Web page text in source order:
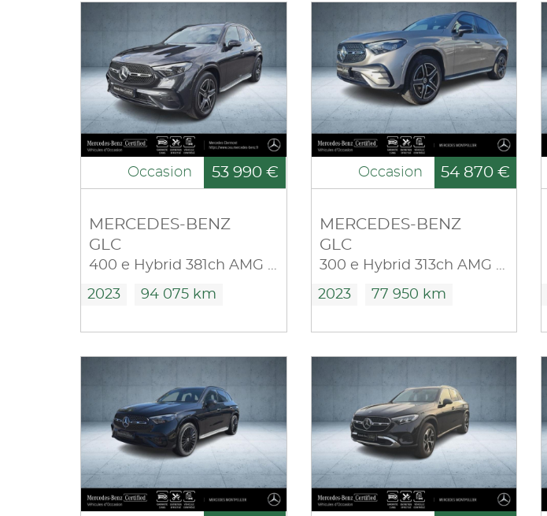
Occasion 53 990 €
MERCEDES-BENZ
GLC
400 e Hybrid 381ch AMG Line 4Matic 9G-Tronic
2023 94 075 km
Occasion 54 870 €
MERCEDES-BENZ
GLC
300 e Hybrid 313ch AMG Line 4Matic 9G-Tronic
2023 77 950 km